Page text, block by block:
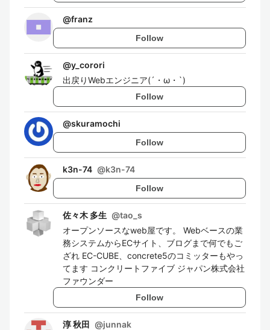
@franz
Follow
@y_corori
出戻りWebエンジニア(´・ω・`)
Follow
@skuramochi
Follow
k3n-74 @k3n-74
Follow
佐々木 多生 @tao_s
オープンソースなweb屋です。 Webベースの業
務システムからECサイト、ブログまで何でもご
ざれ EC-CUBE、concrete5のコミッターもやっ
てます コンクリートファイブ ジャパン株式会社
ファウンダー
Follow
淳 秋田 @junnak